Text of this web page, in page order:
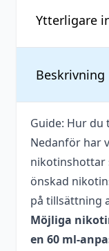
mängd
Beskrivning
Guide: Hur
Nedanför har
nikotinshottar
önskad
på tillsättning
Möjliga
en 60 ml-
Ytterligare
Vikt
Anpassad för
Antal ml
Beskrivande
Blandning
Flaskstorlek